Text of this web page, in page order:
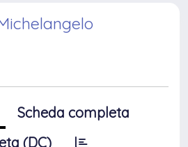
Scheda completa
(DC)